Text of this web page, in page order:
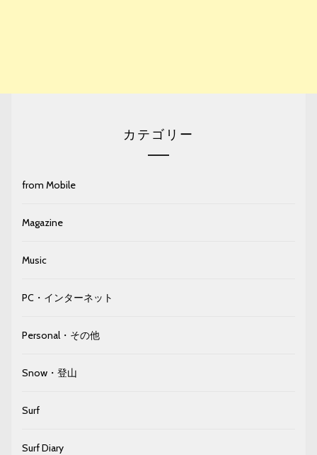
カテゴリー
from Mobile
Magazine
Music
PC・インターネット
Personal・その他
Snow・登山
Surf
Surf Diary